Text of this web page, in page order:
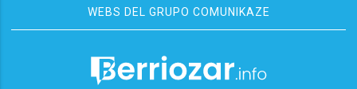
WEBS DEL GRUPO COMUNIKAZE